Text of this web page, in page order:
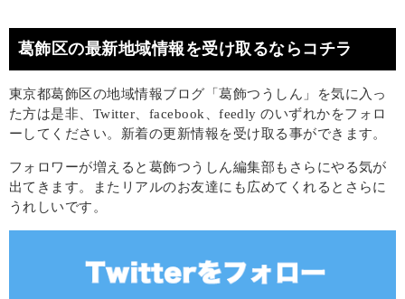
葛飾区の最新地域情報を受け取るならコチラ
東京都葛飾区の地域情報ブログ「葛飾つうしん」を気に入っ
た方は是非、Twitter、facebook、feedly のいずれかをフォロ
ーしてください。新着の更新情報を受け取る事ができます。
フォロワーが増えると葛飾つうしん編集部もさらにやる気が
出てきます。またリアルのお友達にも広めてくれるとさらに
うれしいです。